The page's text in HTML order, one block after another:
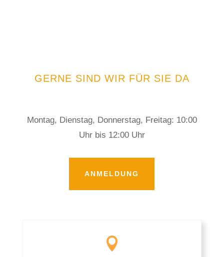
GERNE SIND WIR FÜR SIE DA
Montag, Dienstag, Donnerstag, Freitag: 10:00
Uhr bis 12:00 Uhr
ANMELDUNG
